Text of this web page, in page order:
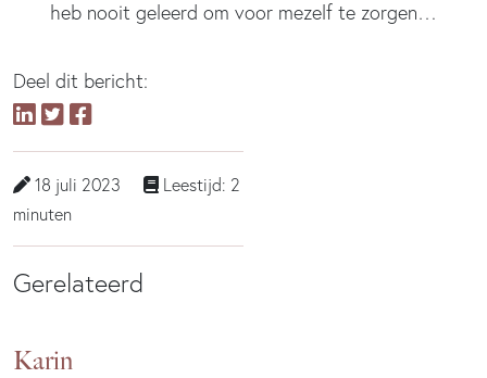
heb nooit geleerd om voor mezelf te zorgen…
Deel dit bericht:
18 juli 2023
Leestijd: 2
minuten
Gerelateerd
Karin